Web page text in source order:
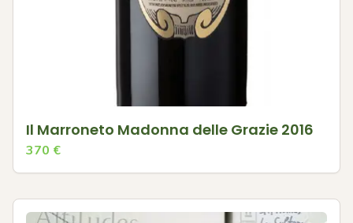
Il Marroneto Madonna delle Grazie 2016
370 €